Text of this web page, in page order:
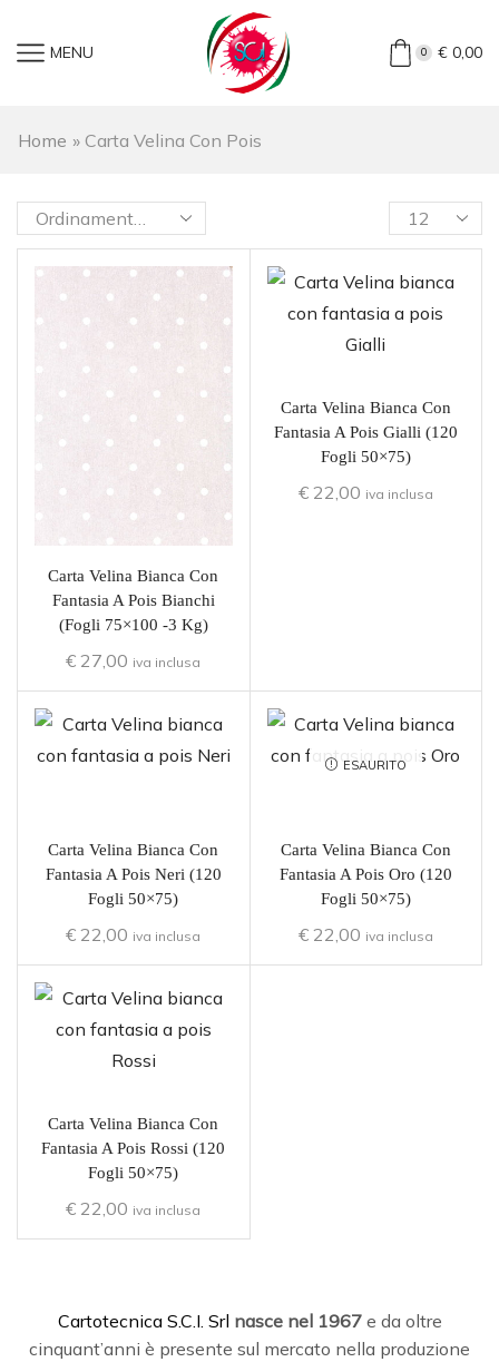
MENU 0 €0,00
Home » Carta Velina Con Pois
Carta Velina Bianca Con
Fantasia A Pois Bianchi
(fogli 75×100 -3 Kg)
€ 27,00 iva inclusa
Carta Velina Bianca Con
Fantasia A Pois Gialli (120
Fogli 50×75)
€22,00 iva inclusa
Carta Velina Bianca Con
Fantasia A Pois Neri (120
Fogli 50×75)
€ 22,00 iva inclusa
ESAURITO
Carta Velina Bianca Con
Fantasia A Pois Oro (120
Fogli 50×75)
€22,00 iva inclusa
Carta Velina Bianca Con
Fantasia A Pois Rossi (120
Fogli 50×75)
€ 22,00 iva inclusa
Cartotecnica S.C.I. Srl nasce nel 1967e da oltre
cinquant’anni è presente sul mercato nella produzione